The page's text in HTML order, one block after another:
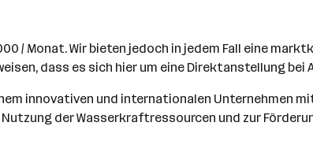
/ Monat. Wir bieten jedoch in jedem Fall eine
dass es sich hier um eine Direktanstellung bei
innovativen und internationalen Unternehmen
der Wasserkraftressourcen und zur